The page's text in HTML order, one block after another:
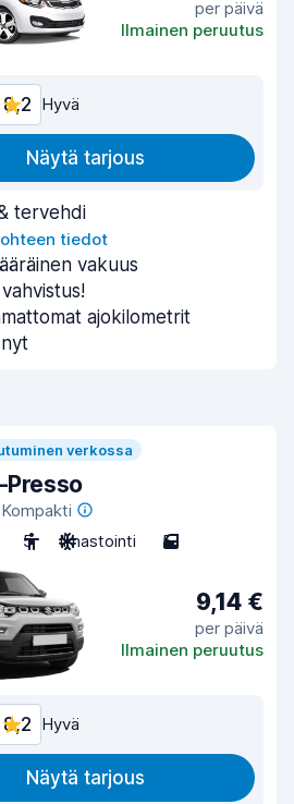
per päivä
Ilmainen peruutus
8,2 Hyvä
Näytä tarjous
tervehdi
tiedot
vakuus
ajokilometrit
verkossa
Presso
5 Ilmastointi 5
9,14 €
per päivä
Ilmainen peruutus
8,2 Hyvä
Näytä tarjous